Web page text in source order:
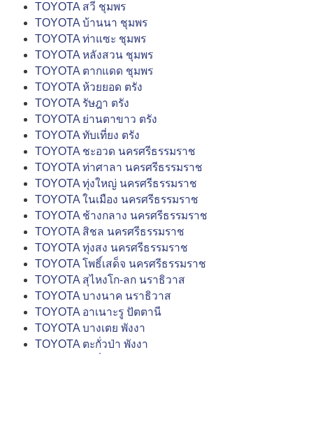
TOYOTA สวี ชุมพร
TOYOTA บ้านนา ชุมพร
TOYOTA ท่าแซะ ชุมพร
TOYOTA หลังสวน ชุมพร
TOYOTA ตากแดด ชุมพร
TOYOTA ห้วยยอด ตรัง
TOYOTA รัษฎา ตรัง
TOYOTA ย่านตาขาว ตรัง
TOYOTA ทับเที่ยง ตรัง
TOYOTA ชะอวด นครศรีธรรมราช
TOYOTA ท่าศาลา นครศรีธรรมราช
TOYOTA ทุ่งใหญ่ นครศรีธรรมราช
TOYOTA ในเมือง นครศรีธรรมราช
TOYOTA ช้างกลาง นครศรีธรรมราช
TOYOTA สิชล นครศรีธรรมราช
TOYOTA ทุ่งสง นครศรีธรรมราช
TOYOTA โพธิ์เสด็จ นครศรีธรรมราช
TOYOTA สุไหงโก-ลก นราธิวาส
TOYOTA บางนาค นราธิวาส
TOYOTA อาเนาะรู ปัตตานี
TOYOTA บางเตย พังงา
TOYOTA ตะกั่วป่า พังงา